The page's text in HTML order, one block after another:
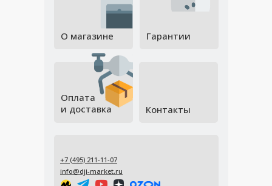
Оплата
и доставка
Гарантии
О магазине
Контакты
info@dji-market.ru
+7 (495) 211-11-07